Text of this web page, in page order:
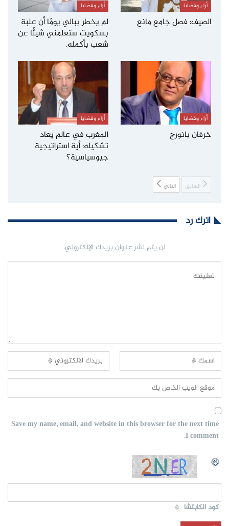
أراء وقضايا
الصيف: فصل جامع مانع
أراء وقضايا
لم يخطر ببالي يومًا أن علبة
بسكويت ستعلمني شيئًا عن
شعب بأكمله.
أراء وقضايا
خرفان بانورج
أراء وقضايا
المغرب في عالم يعاد
تشكيله: أية استراتيجية
جيوسياسية؟
السابق التالي
اترك رد
لن يتم نشر عنوان بريدك الإلكتروني.
Save my name, email, and website in this browser for the next time
I comment.
كود الكابتشا *